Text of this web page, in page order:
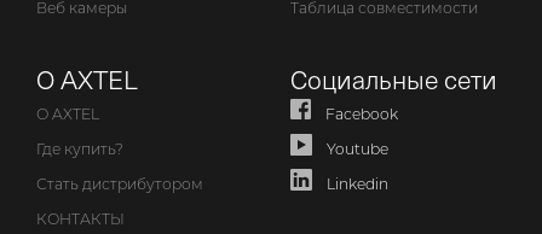
Веб камеры Таблица совместимости
О AXTEL
О AXTEL
Где купить?
Стать дистрибутором
КОНТАКТЫ
Социальные сети
Facebook
Youtube
Linkedin